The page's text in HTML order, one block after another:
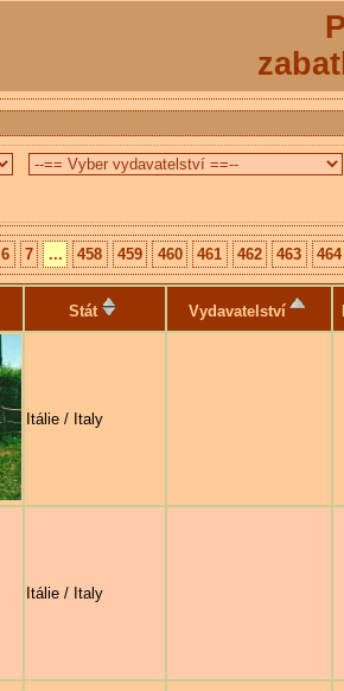
6 7 ... 458 459 460 461 462 463 464
Stát Vydavatelství
Itálie / Italy
Itálie / Italy